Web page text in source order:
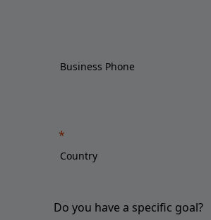
Do you have a specific goal?